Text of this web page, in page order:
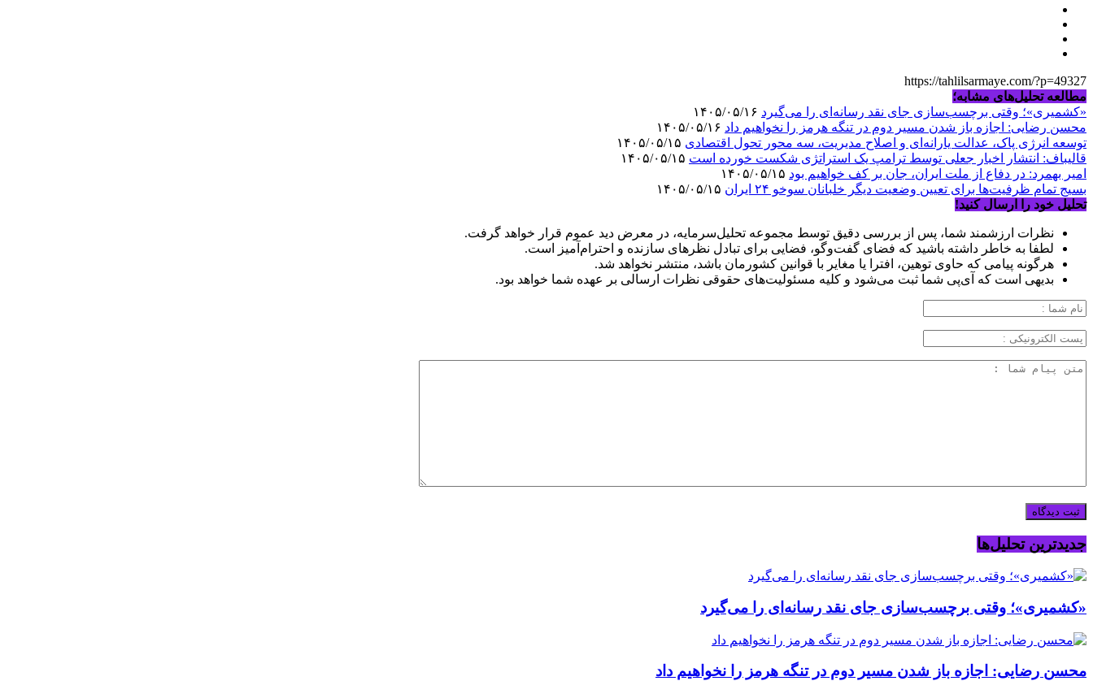
https://tahlilsarmaye.com/?p=49327
مطالعه تحلیل‌های مشابه؛
«کشمیری»؛ وقتی برچسب‌سازی جای نقد رسانه‌ای را می‌گیرد
محسن رضایی: اجازه باز شدن مسیر دوم در تنگه هرمز را نخواهیم داد
توسعه انرژی پاک، عدالت یارانه‌ای و اصلاح مدیریت، سه محور تحول اقتصادی
قالیباف: انتشار اخبار جعلی توسط ترامپ یک استراتژی شکست خورده است
امیر بهمرد: در دفاع از ملت ایران، جان بر کف خواهیم بود
بسیج تمام ظرفیت‌ها برای تعیین وضعیت دیگر خلبانان سوخو ۲۴ ایران
تحلیل خود را ارسال کنید!
نظرات ارزشمند شما، پس از بررسی دقیق توسط مجموعه تحلیل‌سرمایه، در معرض دید عموم قرار خواهد گرفت.
لطفا به خاطر داشته باشید که فضای گفت‌وگو، فضایی برای تبادل نظرهای سازنده و احترام‌آمیز است.
هرگونه پیامی که حاوی توهین، افترا یا مغایر با قوانین کشورمان باشد، منتشر نخواهد شد.
بدیهی است که آی‌پی شما ثبت می‌شود و کلیه مسئولیت‌های حقوقی نظرات ارسالی بر عهده شما خواهد بود.
جدیدترین تحلیل‌ها
«کشمیری»؛ وقتی برچسب‌سازی جای نقد رسانه‌ای را می‌گیرد
محسن رضایی: اجازه باز شدن مسیر دوم در تنگه هرمز را نخواهیم داد